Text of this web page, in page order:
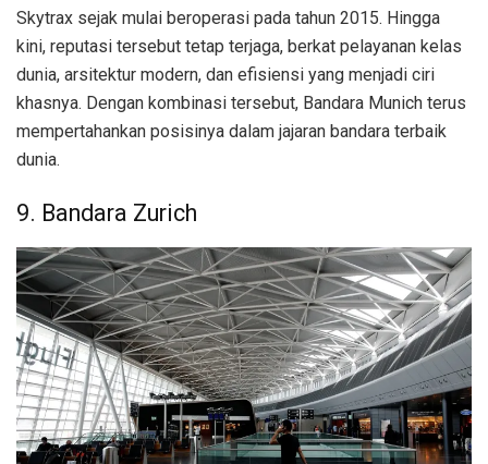
Skytrax sejak mulai beroperasi pada tahun 2015. Hingga
kini, reputasi tersebut tetap terjaga, berkat pelayanan kelas
dunia, arsitektur modern, dan efisiensi yang menjadi ciri
khasnya. Dengan kombinasi tersebut, Bandara Munich terus
mempertahankan posisinya dalam jajaran bandara terbaik
dunia.
9. Bandara Zurich